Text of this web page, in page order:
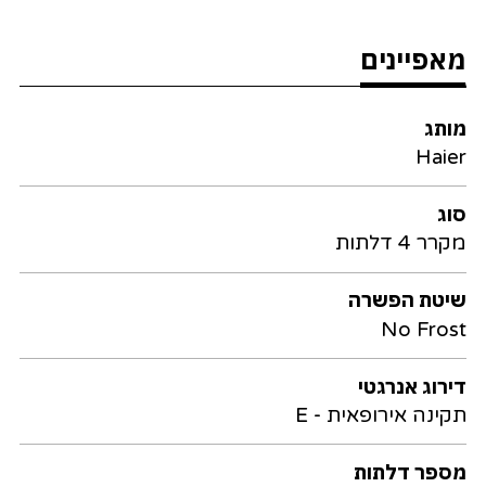
מאפיינים
מותג
Haier
סוג
מקרר 4 דלתות
שיטת הפשרה
No Frost
דירוג אנרגטי
תקינה אירופאית - E
מספר דלתות